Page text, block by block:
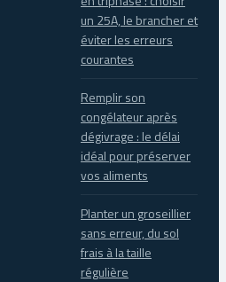
un 25A, le brancher et
éviter les erreurs
courantes
Remplir son
congélateur après
dégivrage : le délai
idéal pour préserver
vos aliments
Planter un groseillier
sans erreur, du sol
frais à la taille
régulière